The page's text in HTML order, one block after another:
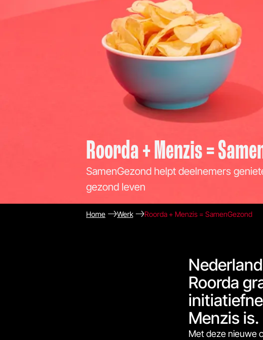
Roorda + Menzis =
SamenGezond helpt deelnemers
gezond leven
Home Werk Roorda + Menzis = SamenGezond
Roorda
Menzis is.
Met deze nieuwe